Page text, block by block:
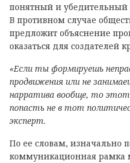
понятный и убедительный
В противном случае
предложит объяснение
оказаться для создателей
«Если ты формируешь
продвижения или не
нарратива вообще, то
попасть не в тот
эксперт.
По ее словам, изначально
коммуникационная рамка